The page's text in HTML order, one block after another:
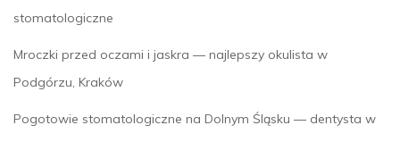
stomatologiczne
Mroczki przed oczami i jaskra — najlepszy okulista w
Podgórzu, Kraków
Pogotowie stomatologiczne na Dolnym Śląsku — dentysta w